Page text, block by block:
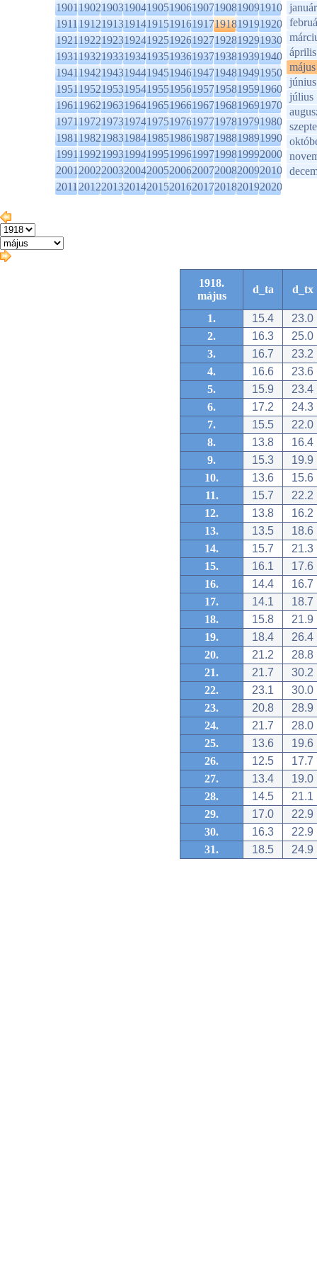
1901190219031904190519061907190819091910
1911191219131914191519161917191819191920
1921192219231924192519261927192819291930
1931193219331934193519361937193819391940
1941194219431944194519461947194819491950
1951195219531954195519561957195819591960
1961196219631964196519661967196819691970
1971197219731974197519761977197819791980
1981198219831984198519861987198819891990
1991199219931994199519961997199819992000
2001200220032004200520062007200820092010
2011201220132014201520162017201820192020
január
április
május
június
július
1918.
május
d_ta d_tx
1. 15.4
23.0
2.
16.3
25.0
3.
16.7
23.2
4.
16.6
23.6
5.
15.9
23.4
6.
17.2
24.3
7.
15.5
22.0
8.
13.8
16.4
9.
15.3
19.9
10.
13.6
15.6
11.
15.7
22.2
12.
13.8
16.2
13.
13.5
18.6
14.
15.7
21.3
15.
16.1
17.6
16.
14.4
16.7
17.
14.1
18.7
18.
15.8
21.9
19.
18.4
26.4
20.
21.2
28.8
21.
21.7
30.2
22.
23.1
30.0
23.
20.8
28.9
24.
21.7
28.0
25.
13.6
19.6
26.
12.5
17.7
27.
13.4
19.0
28.
14.5
21.1
29.
17.0
22.9
30.
16.3
22.9
31.
18.5 24.9